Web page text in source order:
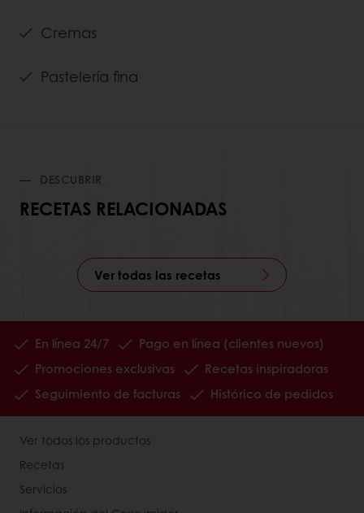
Cremas
Pastelería fina
DESCUBRIR
RECETAS RELACIONADAS
Ver todas las recetas
En línea 24/7
Pago en línea (clientes nuevos)
Promociones exclusivas
Recetas inspiradoras
Seguimiento de facturas
Histórico de pedidos
Ver todos los productos
Recetas
Servicios